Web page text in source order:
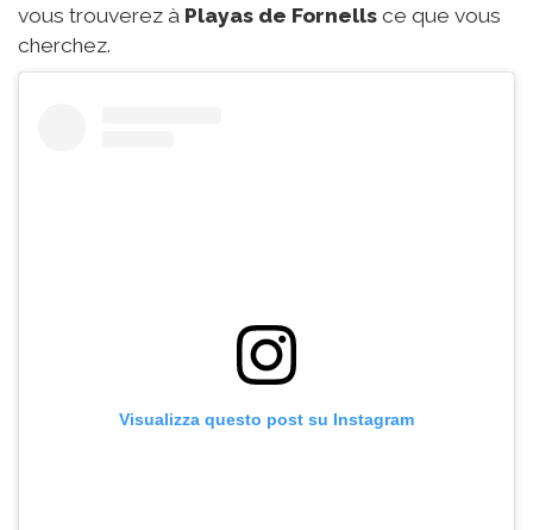
vous trouverez à Playas de Fornells ce que vous
cherchez.
Visualizza questo post su Instagram